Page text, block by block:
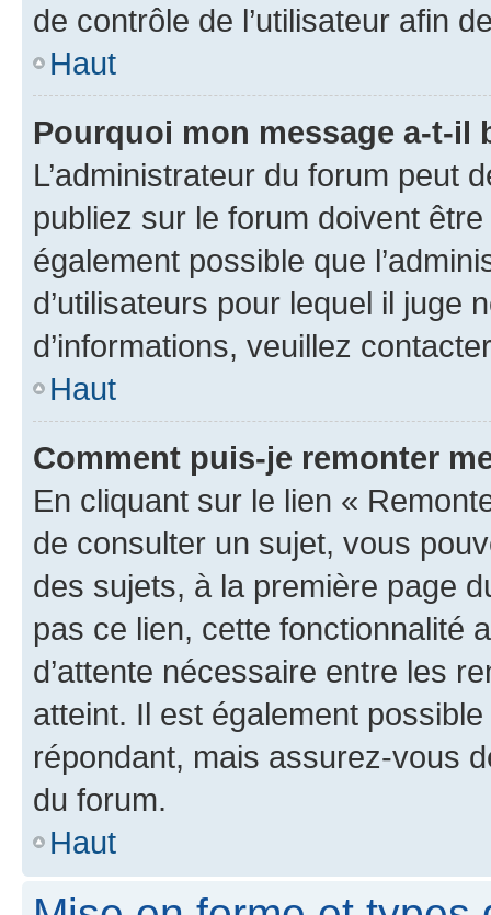
de contrôle de l’utilisateur afin
Haut
Pourquoi mon message a-t-il
L’administrateur du forum peut
publiez sur le forum doivent
également possible que
d’utilisateurs pour lequel il juge
d’informations, veuillez
Haut
Comment puis-je remonter
En cliquant sur le lien «
de consulter un sujet, vous
des sujets, à la première page
pas ce lien, cette fonctionnalité
d’attente nécessaire entre les
atteint. Il est également
répondant, mais assurez-vous
du forum.
Haut